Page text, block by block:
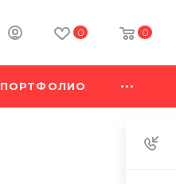
0 0
ПОРТФОЛИО